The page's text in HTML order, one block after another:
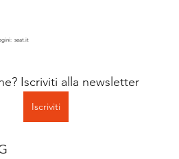
seat.it
Iscriviti alla newsletter
Iscriviti